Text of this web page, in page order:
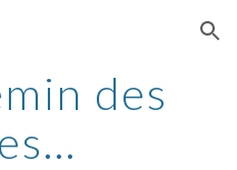
Skip to navigation
des